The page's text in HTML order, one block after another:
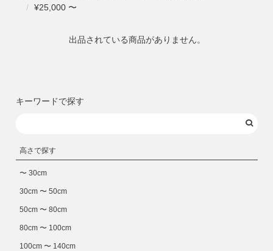
¥25,000 〜
出品されている商品がありません。
キーワードで探す
高さで探す
〜 30cm
30cm 〜 50cm
50cm 〜 80cm
80cm 〜 100cm
100cm 〜 140cm